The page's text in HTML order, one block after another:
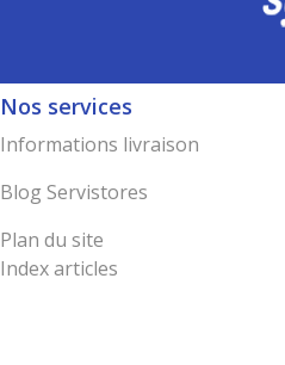
Nos services
Informations livraison
Blog Servistores
Plan du site
Index articles